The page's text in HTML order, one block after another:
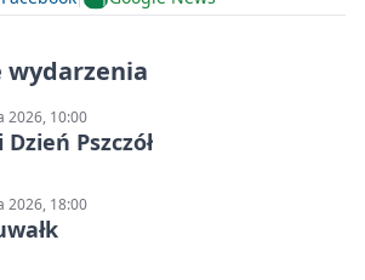
wydarzenia
2026, 10:00
Pszczół
2026, 18:00